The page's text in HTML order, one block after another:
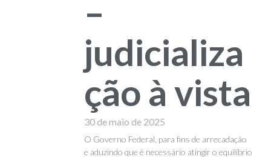
–
judicializa
ção à vista
30 de maio de 2025
O Governo Federal, para fins de arrecadação
e aduzindo que é necessário atingir o equilíbrio